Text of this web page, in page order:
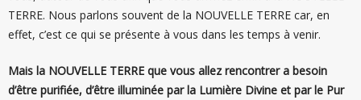
TERRE. Nous parlons souvent de la NOUVELLE TERRE car, en
effet, c’est ce qui se présente à vous dans les temps à venir.
Mais la NOUVELLE TERRE que vous allez rencontrer a besoin
d’être purifiée, d’être illuminée par la Lumière Divine et par le Pur